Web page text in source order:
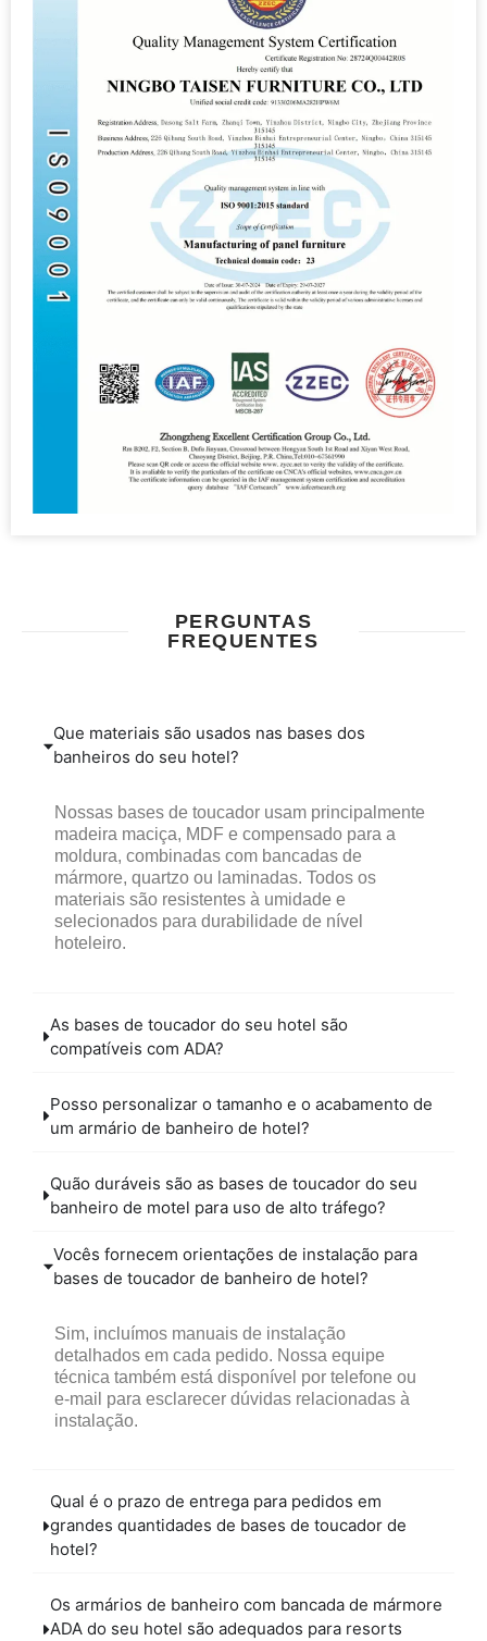
PERGUNTAS
FREQUENTES
Que materiais são usados ​​nas bases dos
banheiros do seu hotel?
Nossas bases de toucador usam principalmente
madeira maciça, MDF e compensado para a
moldura, combinadas com bancadas de
mármore, quartzo ou laminadas. Todos os
materiais são resistentes à umidade e
selecionados para durabilidade de nível
hoteleiro.
As bases de toucador do seu hotel são
compatíveis com ADA?
Posso personalizar o tamanho e o acabamento de
um armário de banheiro de hotel?
Quão duráveis ​​são as bases de toucador do seu
banheiro de motel para uso de alto tráfego?
Vocês fornecem orientações de instalação para
bases de toucador de banheiro de hotel?
Sim, incluímos manuais de instalação
detalhados em cada pedido. Nossa equipe
técnica também está disponível por telefone ou
e-mail para esclarecer dúvidas relacionadas à
instalação.
Qual é o prazo de entrega para pedidos em
grandes quantidades de bases de toucador de
hotel?
Os armários de banheiro com bancada de mármore
ADA do seu hotel são adequados para resorts